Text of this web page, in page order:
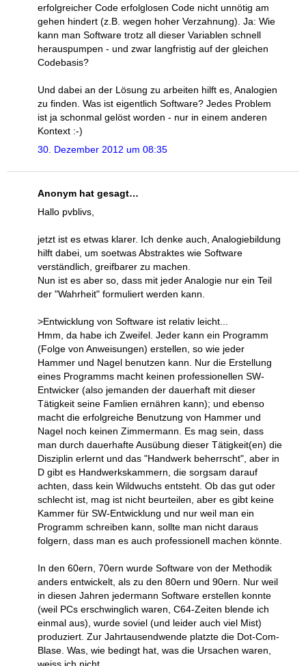
erfolgreicher Code erfolglosen Code nicht unnötig am
gehen hindert (z.B. wegen hoher Verzahnung). Ja: Wie
kann man Software trotz all dieser Variablen schnell
herauspumpen - und zwar langfristig auf der gleichen
Codebasis?
Und dabei an der Lösung zu arbeiten hilft es, Analogien
zu finden. Was ist eigentlich Software? Jedes Problem
ist ja schonmal gelöst worden - nur in einem anderen
Kontext :-)
30. Dezember 2012 um 08:35
Anonym hat gesagt…
Hallo pvblivs,
jetzt ist es etwas klarer. Ich denke auch, Analogiebildung
hilft dabei, um soetwas Abstraktes wie Software
verständlich, greifbarer zu machen.
Nun ist es aber so, dass mit jeder Analogie nur ein Teil
der "Wahrheit" formuliert werden kann.
>Entwicklung von Software ist relativ leicht...
Hmm, da habe ich Zweifel. Jeder kann ein Programm
(Folge von Anweisungen) erstellen, so wie jeder
Hammer und Nagel benutzen kann. Nur die Erstellung
eines Programms macht keinen professionellen SW-
Entwicker (also jemanden der dauerhaft mit dieser
Tätigkeit seine Famlien ernähren kann); und ebenso
macht die erfolgreiche Benutzung von Hammer und
Nagel noch keinen Zimmermann. Es mag sein, dass
man durch dauerhafte Ausübung dieser Tätigkeit(en) die
Disziplin erlernt und das "Handwerk beherrscht", aber in
D gibt es Handwerkskammern, die sorgsam darauf
achten, dass kein Wildwuchs entsteht. Ob das gut oder
schlecht ist, mag ist nicht beurteilen, aber es gibt keine
Kammer für SW-Entwicklung und nur weil man ein
Programm schreiben kann, sollte man nicht daraus
folgern, dass man es auch professionell machen könnte.
In den 60ern, 70ern wurde Software von der Methodik
anders entwickelt, als zu den 80ern und 90ern. Nur weil
in diesen Jahren jedermann Software erstellen konnte
(weil PCs erschwinglich waren, C64-Zeiten blende ich
einmal aus), wurde soviel (und leider auch viel Mist)
produziert. Zur Jahrtausendwende platzte die Dot-Com-
Blase. Was, wie bedingt hat, was die Ursachen waren,